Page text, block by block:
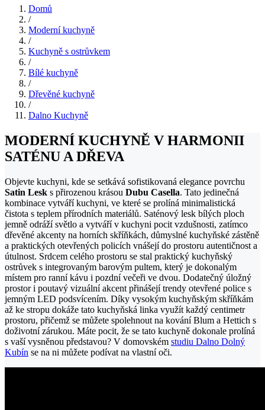
Domů
/
Moderní kuchyně
/
Kuchyně s ostrůvkem
/
Bílé kuchyně
/
Dřevěné kuchyně
/
Dalno Kuchyně
MODERNÍ KUCHYNĚ V HARMONII
SATÉNU A DŘEVA
Objevte kuchyni, kde se setkává sofistikovaná elegance povrchu
Satin Lesk s přirozenou krásou Dubu Casella. Tato jedinečná
kombinace vytváří kuchyni, ve které se prolíná minimalistická
čistota s teplem přírodních materiálů. Saténový lesk bílých ploch
jemně odráží světlo a vytváří v kuchyni pocit vzdušnosti, zatímco
dřevěné akcenty na horních skříňkách, důmyslné kuchyňské zástěně
a praktických otevřených policích vnášejí do prostoru autentičnost a
útulnost. Srdcem celého prostoru se stal praktický kuchyňský
ostrůvek s integrovaným barovým pultem, který je dokonalým
místem pro ranní kávu i pozdní večeři ve dvou. Dodatečný úložný
prostor i poutavý vizuální akcent přinášejí trendy otevřené police s
jemným LED podsvícením. Díky vysokým kuchyňským skříňkám
až ke stropu dokáže tato kuchyňská linka využít každý centimetr
prostoru, přičemž se můžete spolehnout na kování Blum a Hettich s
doživotní zárukou. Máte pocit, že se tato kuchyně dokonale prolíná
s vaší vysněnou představou? V domovském studiu Dalno Dolný
Kubín se na ni můžete podívat na vlastní oči.